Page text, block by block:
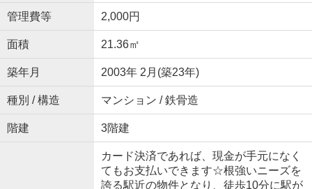
管理費等 2,000円
面積 21.36㎡
築年月 2003年 2月(築23年)
種別 / 構造 マンション / 鉄骨造
階建 3階建
カード決済であれば、現金が手元になく
てもお支払いできます☆根強いニーズを
誇る駅近の物件となり、徒歩10分に駅が